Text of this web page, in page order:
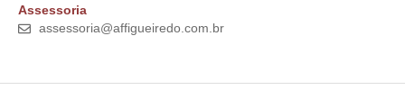
Assessoria
assessoria@affigueiredo.com.br